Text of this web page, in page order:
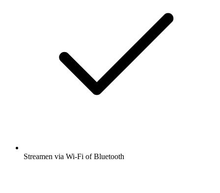
Streamen via Wi-Fi of Bluetooth